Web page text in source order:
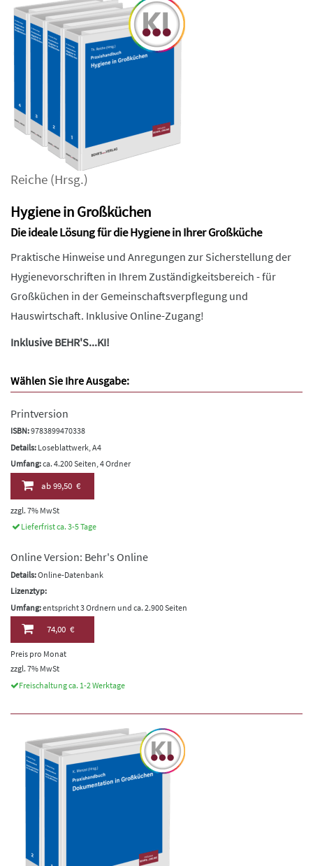
Reiche (Hrsg.)
Hygiene in Großküchen
Die ideale Lösung für die Hygiene in Ihrer Großküche
Praktische Hinweise und Anregungen zur Sicherstellung der
Hygienevorschriften in Ihrem Zuständigkeitsbereich - für
Großküchen in der Gemeinschaftsverpflegung und
Hauswirtschaft. Inklusive Online-Zugang!
Inklusive BEHR'S...KI!
Wählen Sie Ihre Ausgabe:
Printversion
ISBN:9783899470338
Details: Loseblattwerk, A4
Umfang:ca. 4.200 Seiten, 4 Ordner
ab99,50 €
zzgl. 7% MwSt
Lieferfrist ca. 3-5 Tage
Online Version: Behr's Online
Details:Online-Datenbank
Lizenztyp:
Umfang:entspricht 3 Ordnern und ca. 2.900 Seiten
74,00 €
Preis pro Monat
zzgl. 7% MwSt
Freischaltung ca. 1-2 Werktage